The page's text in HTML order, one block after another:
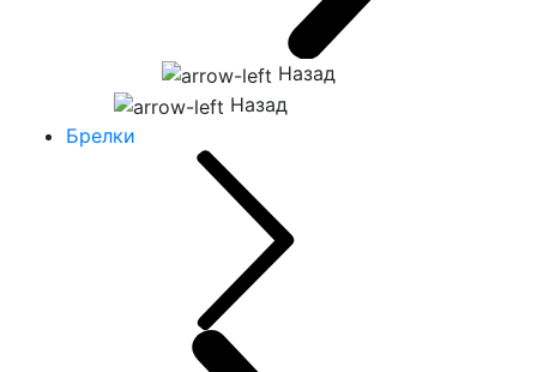
Назад
Назад
Брелки